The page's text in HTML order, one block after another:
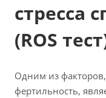
стресса
(ROS
Одним из
фертильность,